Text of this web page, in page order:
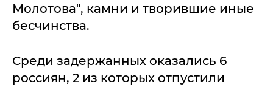
Молотова", камни и творившие иные
бесчинства.
Среди задержанных оказались 6
россиян, 2 из которых отпустили